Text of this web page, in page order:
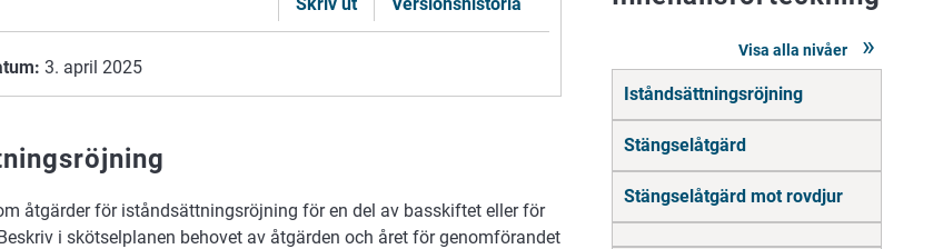
3. april 2025
Visa alla nivåer
Gå
direkt
till
innehåll
Iståndsättningsröjning
Stängselåtgärd
Stängselåtgärd mot rovdjur
åtgärder för iståndsättningsröjning för en del av basskiftet eller för
i skötselplanen behovet av åtgärden och året för genomförandet